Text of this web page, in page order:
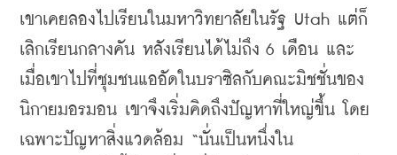
เขาเคยลองไปเรียนในมหาวิทยาลัยในรัฐ Utah แต่ก็
เลิกเรียนกลางคัน หลังเรียนได้ไม่ถึง 6 เดือน และ
เมื่อเขาไปที่ชุมชนแออัดในบราซิลกับคณะมิชชั่นของ
นิกายมอรมอน เขาจึงเริ่มคิดถึงปัญหาที่ใหญ่ขึ้น โดย
เฉพาะปัญหาสิ่งแวดล้อม “นั่นเป็นหนึ่งใน